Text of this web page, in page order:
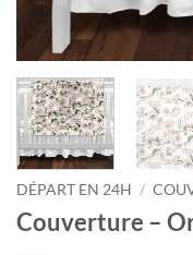
DÉPART EN 24H /
Couverture –
Courriel
*
Nom
*
de
naissance